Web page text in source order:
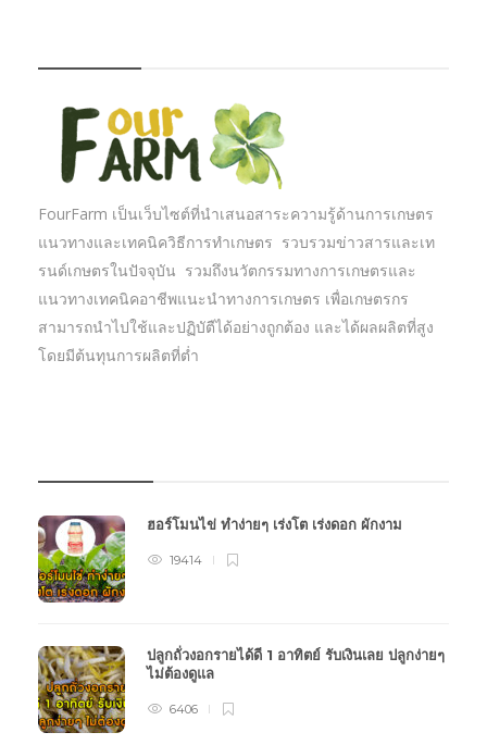
FourFarm เป็นเว็บไซต์ที่นำเสนอสาระความรู้ด้านการเกษตร
แนวทางและเทคนิควิธีการทำเกษตร รวบรวมข่าวสารและเท
รนด์เกษตรในปัจจุบัน รวมถึงนวัตกรรมทางการเกษตรและ
แนวทางเทคนิคอาชีพแนะนำทางการเกษตร เพื่อเกษตรกร
สามารถนำไปใช้และปฏิบัตืได้อย่างถูกต้อง และได้ผลผลิตที่สูง
โดยมีต้นทุนการผลิตที่ต่ำ
ฮอร์โมนไข่ ทำง่ายๆ เร่งโต เร่งดอก ผักงาม
19414
ปลูกถั่วงอกรายได้ดี 1 อาทิตย์ รับเงินเลย ปลูกง่ายๆ
ไม่ต้องดูแล
6406